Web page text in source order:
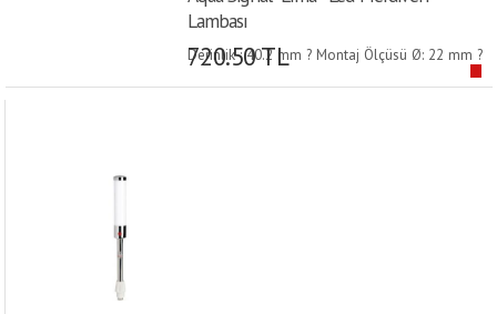
Lambası
Derinlik : 40.2 mm ? Montaj Ölçüsü Ø: 22 mm ?
720.50 TL